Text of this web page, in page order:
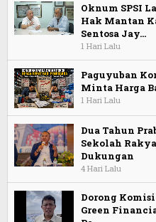
Oknum SPSI
Hak Mantan
Sentosa Jay…
1 Hari Lalu
Paguyuban
Minta Harga
1 Hari Lalu
Dua Tahun
Sekolah
Dukungan
4 Hari Lalu
Dorong
Green